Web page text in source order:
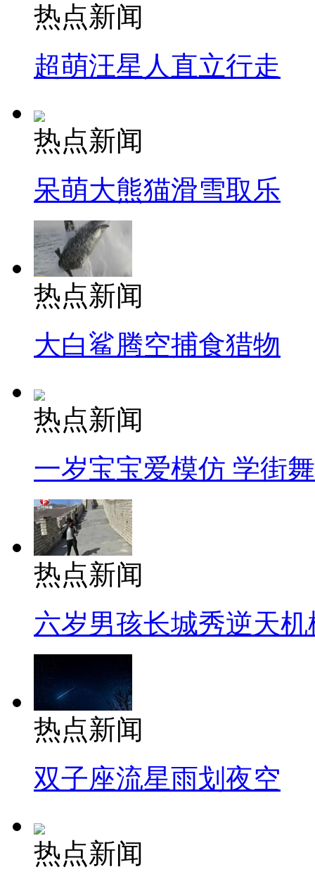
热点新闻
超萌汪星人直立行走
热点新闻
呆萌大熊猫滑雪取乐
热点新闻
大白鲨腾空捕食猎物
热点新闻
一岁宝宝爱模仿 学街
热点新闻
六岁男孩长城秀逆天机
热点新闻
双子座流星雨划夜空
热点新闻